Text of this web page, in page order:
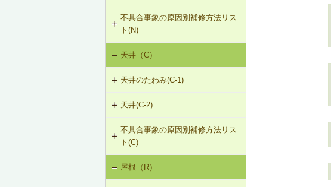
F-1-112 根太掛けの補修
F-1-501 大引きの交換
F-1-502 束の交換
F-1-503 束石の再設置
部）
（内壁部）
N-2-001 仕上材の張替え（内壁部）
不具合事象の原因別補修方法リス
ト(N)
内壁の傾斜（N-1）
天井（C）
天井のたわみ(C-1)
C-1-101 天井の張替え
天井(C-2)
C-2-001 天井仕上材の張替え
不具合事象の原因別補修方法リス
ト(C)
天井のたわみ（C-1）
屋根（R）